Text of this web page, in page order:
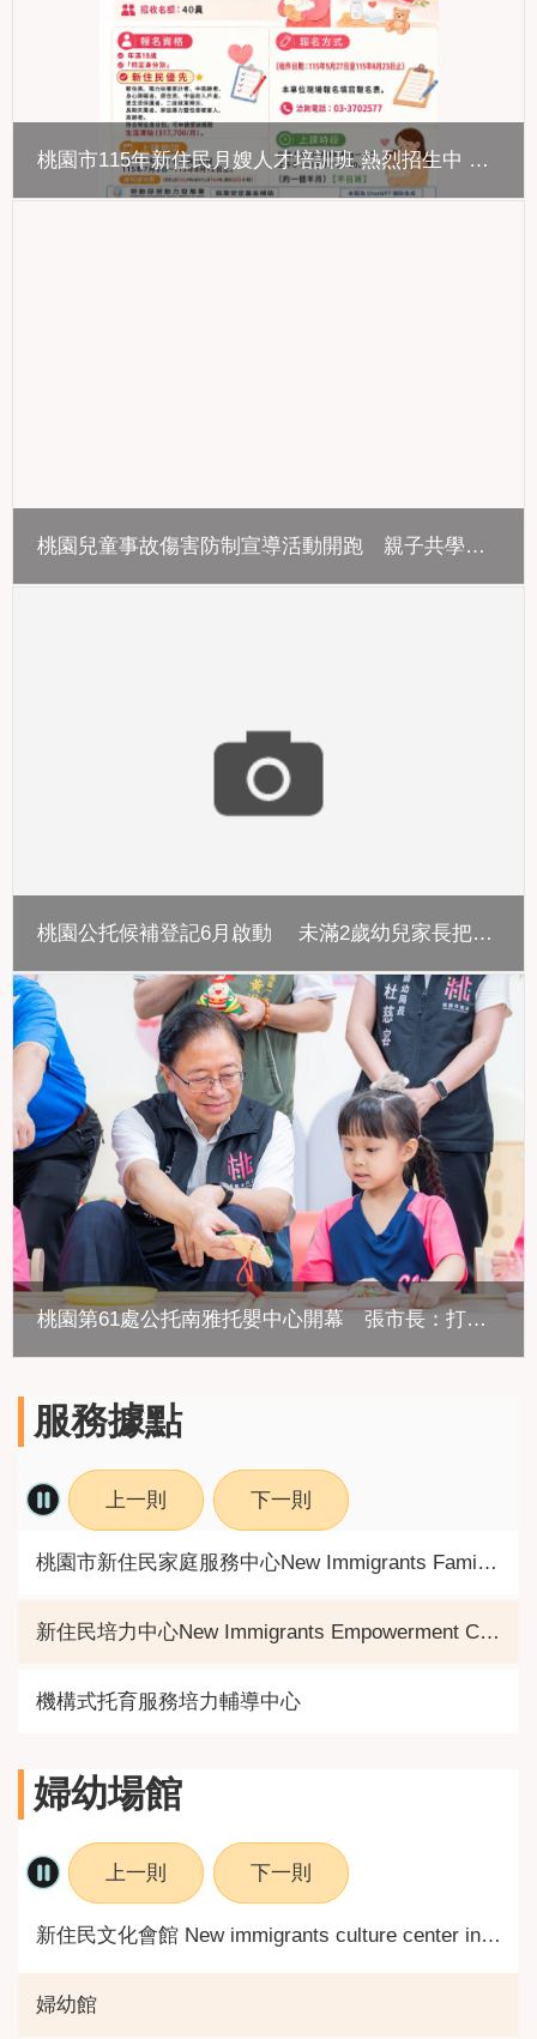
桃園市115年新住民月嫂人才培訓班 熱烈招生中 培育專業月嫂人才 協助新住民開創就業新契機
桃園兒童事故傷害防制宣導活動開跑 親子共學守護幼兒安全
桃園公托候補登記6月啟動 未滿2歲幼兒家長把握登記期限
桃園第61處公托南雅托嬰中心開幕 張市長：打造安心育兒環境
服務據點
上一則 下一則
桃園市新住民家庭服務中心New Immigrants Family Service Centers
新住民培力中心New Immigrants Empowerment Center
機構式托育服務培力輔導中心
婦幼場館
上一則 下一則
新住民文化會館 New immigrants culture center in TY
婦幼館